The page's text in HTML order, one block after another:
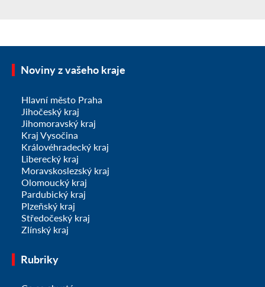
Noviny z vašeho kraje
Hlavní město Praha
Jihočeský kraj
Jihomoravský kraj
Kraj Vysočina
Královéhradecký kraj
Liberecký kraj
Moravskoslezský kraj
Olomoucký kraj
Pardubický kraj
Plzeňský kraj
Středočeský kraj
Zlínský kraj
Rubriky